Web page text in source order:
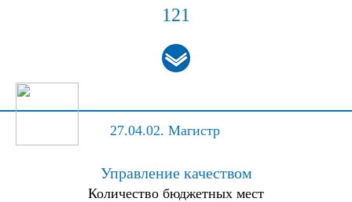
121
27.04.02. Магистр
Управление качеством
Количество бюджетных мест